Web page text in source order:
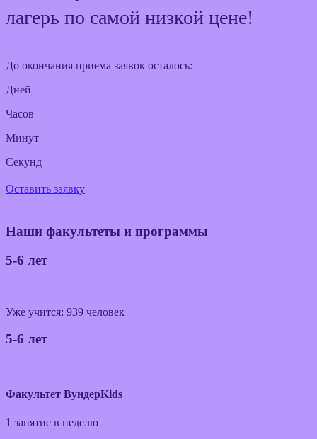
лагерь по самой низкой цене!
До окончания приема заявок осталось:
Дней
Часов
Минут
Секунд
Оставить заявку
Наши факультеты и программы
5-6 лет
Уже учится: 939 человек
5-6 лет
Факультет ВундерKids
1 занятие в неделю